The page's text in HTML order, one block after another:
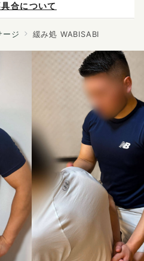
わせください。
ください。
ージ 緩み処 WABISABI